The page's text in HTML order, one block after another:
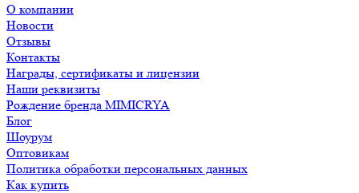
О компании
Новости
Отзывы
Контакты
Награды, сертификаты и лицензии
Наши реквизиты
Рождение бренда MIMICRYA
Блог
Шоурум
Оптовикам
Политика обработки персональных данных
Как купить